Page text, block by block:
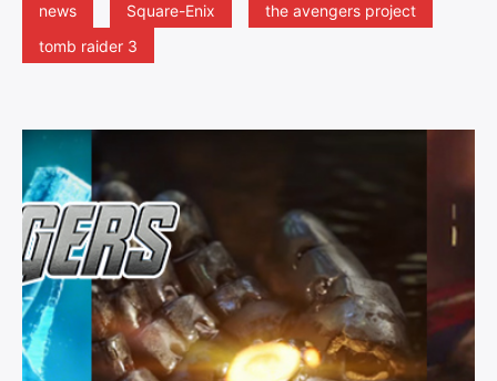
news
Square-Enix
the avengers project
tomb raider 3